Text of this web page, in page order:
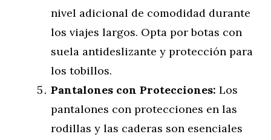
nivel adicional de comodidad durante
los viajes largos. Opta por botas con
suela antideslizante y protección para
los tobillos.
Pantalones con Protecciones: Los
pantalones con protecciones en las
rodillas y las caderas son esenciales